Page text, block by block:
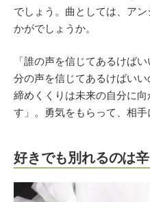
でしょう。曲としては、ア
かがでしょうか。
「誰の声を信じてあるけば
分の声を信じてあるけばい
締めくくりは未来の自分に
す」。勇気をもらって、相手
好きでも別れるのは